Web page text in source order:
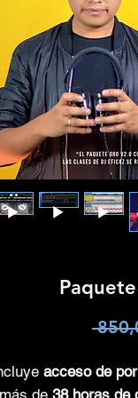
acceso de
de 38 horas de